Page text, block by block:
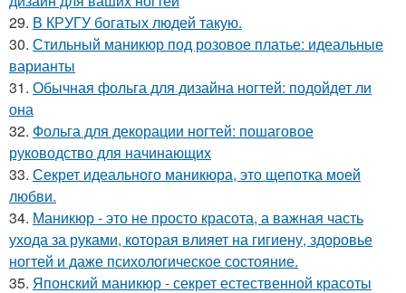
29. В КРУГУ богатых людей такую.
30. Стильный маникюр под розовое платье: идеальные
варианты
31. Обычная фольга для дизайна ногтей: подойдет ли
она
32. Фольга для декорации ногтей: пошаговое
руководство для начинающих
33. Секрет идеального маникюра, это щепотка моей
любви.
34. Маникюр - это не просто красота, а важная часть
ухода за руками, которая влияет на гигиену, здоровье
ногтей и даже психологическое состояние.
35. Японский маникюр - секрет естественной красоты